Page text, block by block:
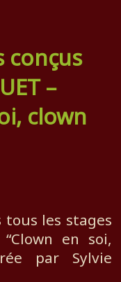
conçus
–
clown
tous les stages
en soi,
par Sylvie